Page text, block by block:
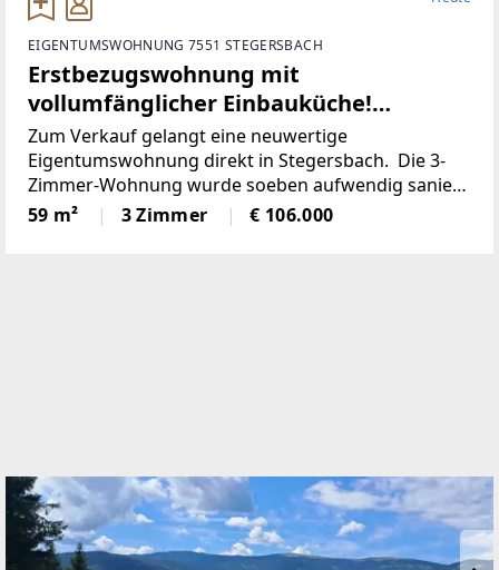
EIGENTUMSWOHNUNG 7551 STEGERSBACH
Erstbezugswohnung mit
vollumfänglicher Einbauküche!
(Provisionsfrei)
Zum Verkauf gelangt eine neuwertige
Eigentumswohnung direkt in Stegersbach. Die 3-
Zimmer-Wohnung wurde soeben aufwendig saniert.
So wurde unter anderem dieElektronik gänzlich
erneuert und für einen niedrigen
59 m² 3 Zimmer € 106.000